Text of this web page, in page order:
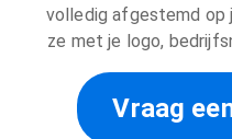
volledig afgestemd op
ze met je logo,
Vraag